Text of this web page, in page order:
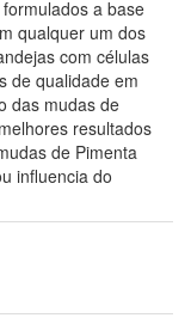
a base
qualquer um dos
com células
de qualidade em
das mudas de
resultados
de Pimenta
influencia do